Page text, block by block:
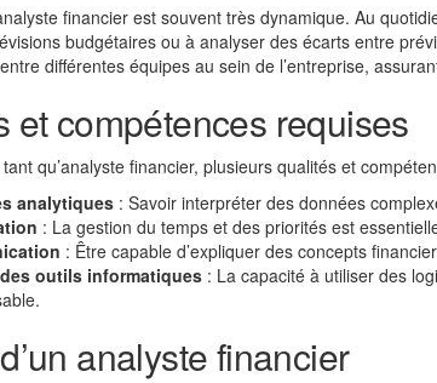
financier est souvent très dynamique. Au
budgétaires ou à analyser des écarts entre
différentes équipes au sein de l’entreprise,
et compétences requises
qu’analyste financier, plusieurs qualités et
analytiques : Savoir interpréter des données
: La gestion du temps et des priorités est
: Être capable d’expliquer des concepts
outils informatiques : La capacité à utiliser des
analyste financier